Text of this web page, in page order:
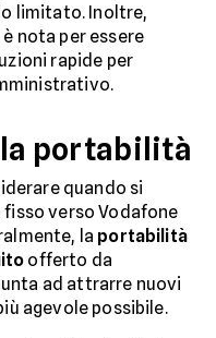
limitato. Inoltre,
nota per essere
rapide per
portabilità
quando si
verso Vodafone
la portabilità
offerto da
ad attrarre nuovi
agevole possibile.